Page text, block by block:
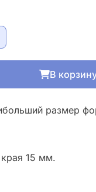
В
размер
15 мм.